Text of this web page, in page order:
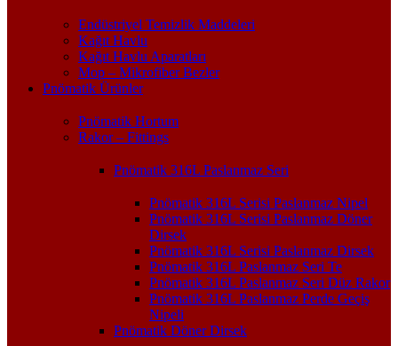
Endüstriyel Temizlik Maddeleri
Kağıt Havlu
Kağıt Havlu Aparatları
Mop – Mikrofiber Bezler
Pnömatik Ürünler
Pnömatik Hortum
Rakor – Fittings
Pnömatik 316L Paslanmaz Seri
Pnömatik 316L Serisi Paslanmaz Nipel
Pnömatik 316L Serisi Paslanmaz Döner
Dirsek
Pnömatik 316L Serisi Paslanmaz Dirsek
Pnömatik 316L Paslanmaz Seri Te
Pnömatik 316L Paslanmaz Seri Düz Rakor
Pnömatik 316L Paslanmaz Perde Geçiş
Nipeli
Pnömatik Döner Dirsek